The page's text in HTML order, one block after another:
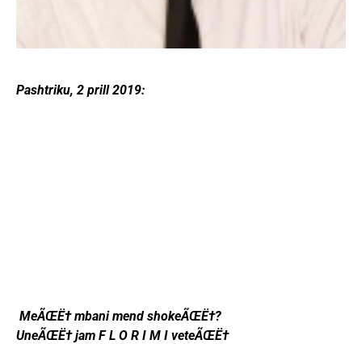
Pashtriku, 2 prill 2019:
MeÃŒË† mbani mend shokeÃŒË†?
UneÃŒË† jam F L O R I M I veteÃŒË†